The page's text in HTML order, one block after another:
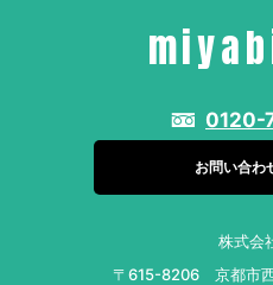
0120-
お問い合わ
株式会
〒615-8206 京都市